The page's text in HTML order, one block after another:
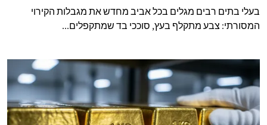
בעלי בתים רבים מגלים בכל אביב מחדש את מגבלות הקירוי
המסורתי: צבע מתקלף בעץ, סוככי בד שמתקפלים...